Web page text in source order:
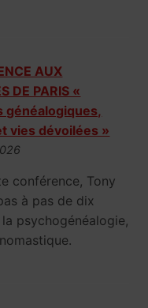
AUX
DE PARIS «
généalogiques,
vies dévoilées »
conférence, Tony
à pas de dix
psychogénéalogie,